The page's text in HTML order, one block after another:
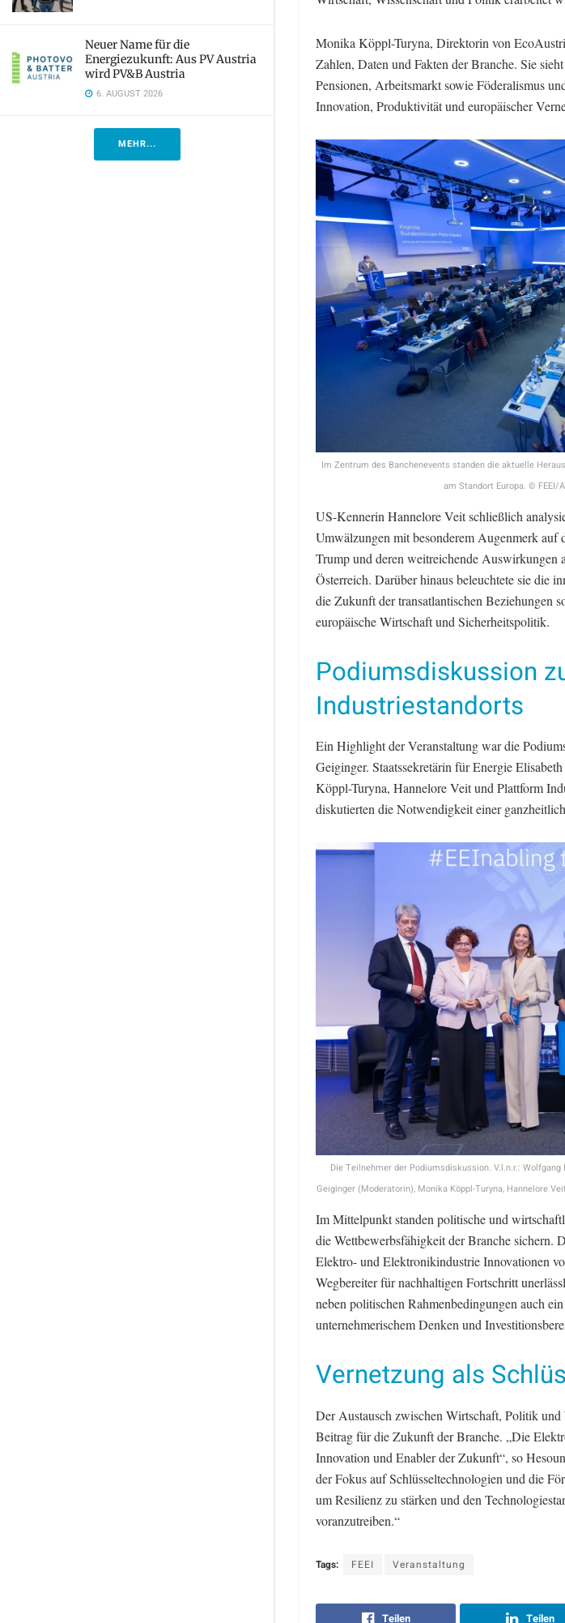
Neuer Name für die
Energiezukunft: Aus PV Austria
wird PV&B Austria
6. AUGUST 2026
MEHR...
Monika Köppl-Turyna, Direktorin von
Zahlen, Daten und Fakten der Branche. Sie
Pensionen, Arbeitsmarkt sowie Föderalismus
Innovation, Produktivität und europäischer
Im Zentrum des Banchenevents standen die aktuelle
am Standort Europa. © FEEI/
US-Kennerin Hannelore Veit schließlich
Umwälzungen mit besonderem Augenmerk
Trump und deren weitreichende Auswirkungen
Österreich. Darüber hinaus beleuchtete sie die
die Zukunft der transatlantischen Beziehungen
europäische Wirtschaft und Sicherheitspolitik.
Podiumsdiskussion
Industriestandorts
Ein Highlight der Veranstaltung war die
Geiginger. Staatssekretärin für Energie
Köppl-Turyna, Hannelore Veit und Plattform
diskutierten die Notwendigkeit einer
Die Teilnehmer der Podiumsdiskussion. V.l.n.r.:
Geiginger (Moderatorin), Monika Köppl-Turyna, Hannelore
Im Mittelpunkt standen politische und
die Wettbewerbsfähigkeit der Branche sichern.
Elektro- und Elektronikindustrie Innovationen
Wegbereiter für nachhaltigen Fortschritt
neben politischen Rahmenbedingungen auch
unternehmerischem Denken und
Vernetzung als
Der Austausch zwischen Wirtschaft, Politik
Beitrag für die Zukunft der Branche. „Die
Innovation und Enabler der Zukunft“, so
der Fokus auf Schlüsseltechnologien und die
um Resilienz zu stärken und den
voranzutreiben.“
Tags: FEEI Veranstaltung
Teilen Teilen